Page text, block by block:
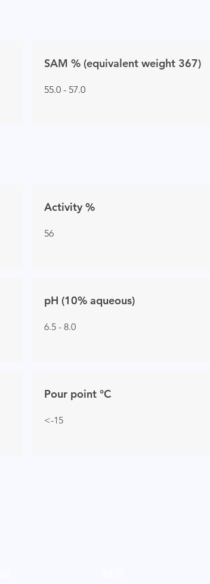
SAM % (equivalent weight 367)
55.0 - 57.0
Activity %
56
pH (10% aqueous)
6.5 - 8.0
Pour point °C
<-15